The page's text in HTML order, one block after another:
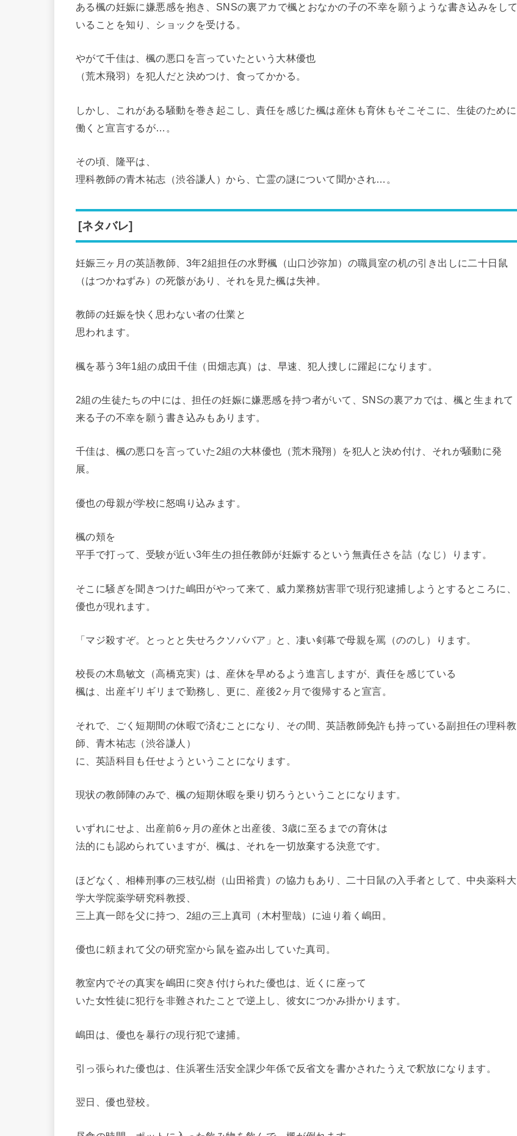
ある楓の妊娠に嫌悪感を抱き、SNSの裏アカで楓とおなかの子の不幸を願うような書き込みをして
いることを知り、ショックを受ける。
やがて千佳は、楓の悪口を言っていたという大林優也
（荒木飛羽）を犯人だと決めつけ、食ってかかる。
しかし、これがある騒動を巻き起こし、責任を感じた楓は産休も育休もそこそこに、生徒のために
働くと宣言するが…。
その頃、隆平は、
理科教師の青木祐志（渋谷謙人）から、亡霊の謎について聞かされ…。
[ネタバレ]
妊娠三ヶ月の英語教師、3年2組担任の水野楓（山口沙弥加）の職員室の机の引き出しに二十日鼠
（はつかねずみ）の死骸があり、それを見た楓は失神。
教師の妊娠を快く思わない者の仕業と
思われます。
楓を慕う3年1組の成田千佳（田畑志真）は、早速、犯人捜しに躍起になります。
2組の生徒たちの中には、担任の妊娠に嫌悪感を持つ者がいて、SNSの裏アカでは、楓と生まれて
来る子の不幸を願う書き込みもあります。
千佳は、楓の悪口を言っていた2組の大林優也（荒木飛翔）を犯人と決め付け、それが騒動に発
展。
優也の母親が学校に怒鳴り込みます。
楓の頬を
平手で打って、受験が近い3年生の担任教師が妊娠するという無責任さを詰（なじ）ります。
そこに騒ぎを聞きつけた嶋田がやって来て、威力業務妨害罪で現行犯逮捕しようとするところに、
優也が現れます。
「マジ殺すぞ。とっとと失せろクソババア」と、凄い剣幕で母親を罵（ののし）ります。
校長の木島敏文（高橋克実）は、産休を早めるよう進言しますが、責任を感じている
楓は、出産ギリギリまで勤務し、更に、産後2ヶ月で復帰すると宣言。
それで、ごく短期間の休暇で済むことになり、その間、英語教師免許も持っている副担任の理科教
師、青木祐志（渋谷謙人）
に、英語科目も任せようということになります。
現状の教師陣のみで、楓の短期休暇を乗り切ろうということになります。
いずれにせよ、出産前6ヶ月の産休と出産後、3歳に至るまでの育休は
法的にも認められていますが、楓は、それを一切放棄する決意です。
ほどなく、相棒刑事の三枝弘樹（山田裕貴）の協力もあり、二十日鼠の入手者として、中央薬科大
学大学院薬学研究科教授、
三上真一郎を父に持つ、2組の三上真司（木村聖哉）に辿り着く嶋田。
優也に頼まれて父の研究室から鼠を盗み出していた真司。
教室内でその真実を嶋田に突き付けられた優也は、近くに座って
いた女性徒に犯行を非難されたことで逆上し、彼女につかみ掛かります。
嶋田は、優也を暴行の現行犯で逮捕。
引っ張られた優也は、住浜署生活安全課少年係で反省文を書かされたうえで釈放になります。
翌日、優也登校。